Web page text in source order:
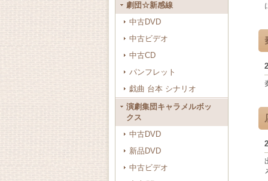
劇団☆新感線
中古DVD
中古ビデオ
中古CD
パンフレット
戯曲 台本 シナリオ
演劇集団キャラメルボッ
クス
中古DVD
新品DVD
中古ビデオ